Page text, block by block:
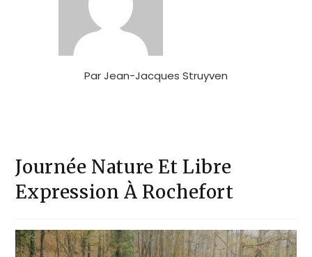
ParJean-Jacques Struyven
Journée Nature Et Libre
Expression À Rochefort